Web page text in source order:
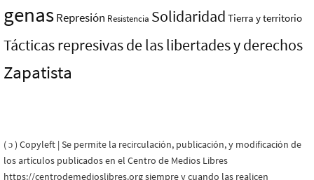
genasRepresión Resistencia Solidaridad Tierra y territorio
Tácticas represivas de las libertades y derechos
Zapatista
( ɔ ) Copyleft | Se permite la recirculación, publicación, y modificación de
los artículos publicados en el Centro de Medios Libres
https://centrodemedioslibres.org siempre y cuando las realicen